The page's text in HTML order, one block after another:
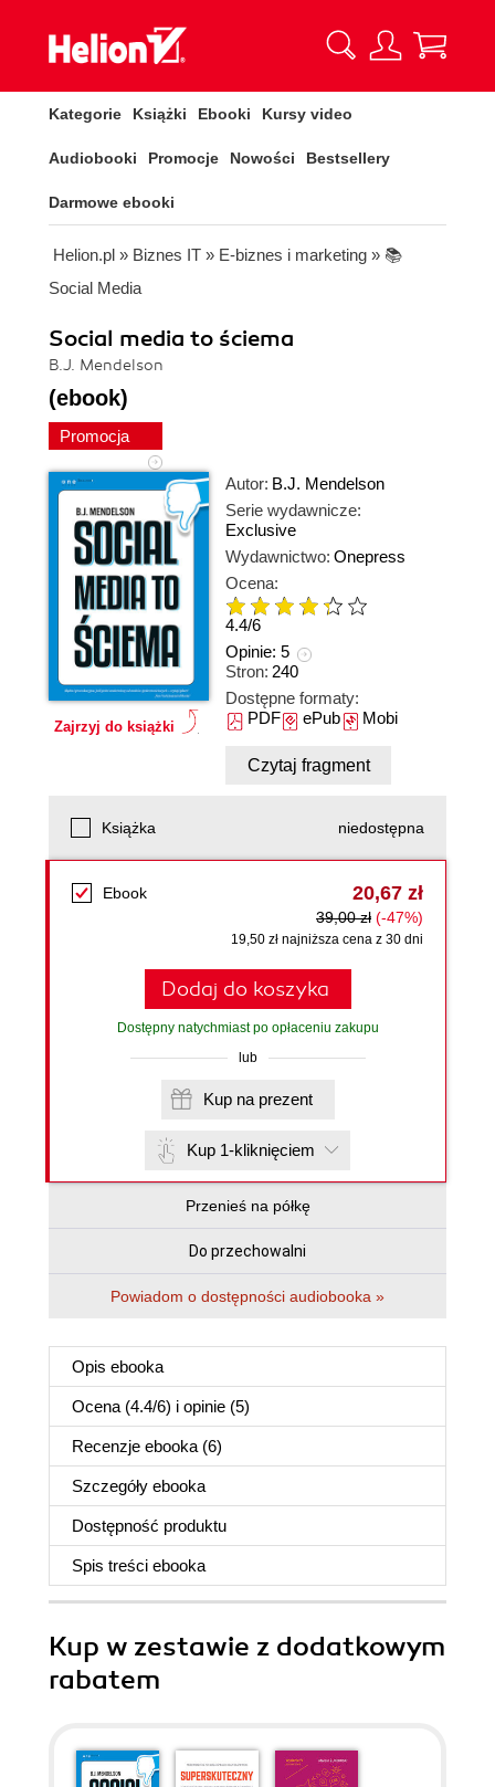
Kategorie Książki Ebooki Kursy video
Audiobooki Promocje Nowości Bestsellery
Darmowe ebooki
Helion.pl » Biznes IT » E-biznes i marketing » 📚
Social Media
Social media to ściema
B.J. Mendelson
(ebook)
Promocja
Zajrzyj do książki
Autor: B.J. Mendelson
Serie wydawnicze:
Exclusive
Wydawnictwo: Onepress
Ocena:
4.4/6
Opinie: 5
Stron: 240
Dostępne formaty:
PDFePubMobi
Czytaj fragment
Książka niedostępna
Ebook 20,67 zł
39,00 zł (-47%)
19,50 zł najniższa cena z 30 dni
Dodaj do koszyka
Dostępny natychmiast po opłaceniu zakupu
lub
Kup na prezent
Kup 1-kliknięciem
Przenieś na półkę
Do przechowalni
Powiadom o dostępności audiobooka »
Opis ebooka
Ocena (4.4/6) i opinie (5)
Recenzje ebooka (6)
Szczegóły ebooka
Dostępność produktu
Spis treści ebooka
Kup w zestawie z dodatkowym
rabatem